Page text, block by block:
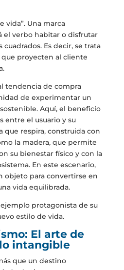
vida”. Una marca
el verbo habitar o disfrutar
Es decir, se trata
proyecten al cliente
tendencia de compra
de experimentar un
Aquí, el beneficio
entre el usuario y su
que respira, construida con
la madera, que permite
su bienestar físico y con la
En este escenario,
objeto para convertirse en
vida equilibrada.
protagonista de su
estilo de vida.
El arte de
intangible
que un destino